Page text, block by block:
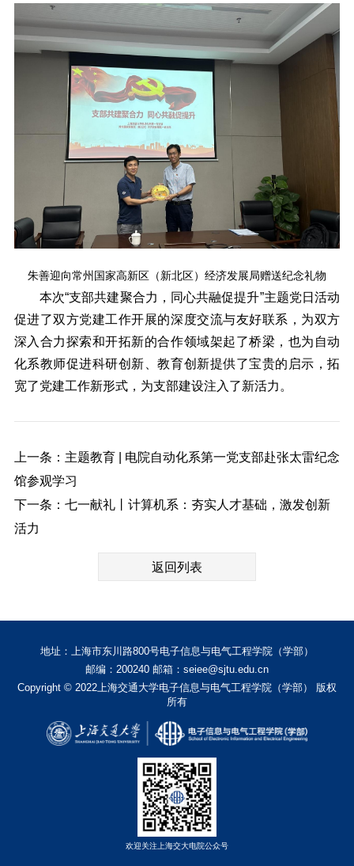
朱善迎向常州国家高新区（新北区）经济发展局赠送纪念礼物
本次“支部共建聚合力，同心共融促提升”主题党日活动
促进了双方党建工作开展的深度交流与友好联系，为双方
深入合力探索和开拓新的合作领域架起了桥梁，也为自动
化系教师促进科研创新、教育创新提供了宝贵的启示，拓
宽了党建工作新形式，为支部建设注入了新活力。
上一条：主题教育 | 电院自动化系第一党支部赴张太雷纪念
馆参观学习
下一条：七一献礼丨计算机系：夯实人才基础，激发创新
活力
返回列表
地址：上海市东川路800号电子信息与电气工程学院（学部）
邮编：200240 邮箱：seiee@sjtu.edu.cn
Copyright © 2022上海交通大学电子信息与电气工程学院（学部） 版权
所有
欢迎关注上海交大电院公众号